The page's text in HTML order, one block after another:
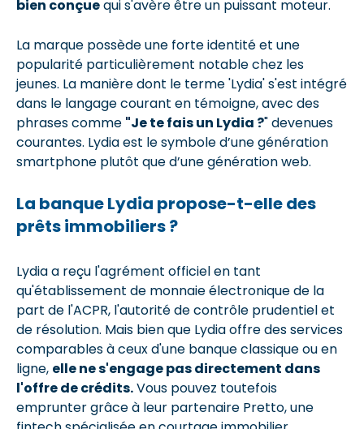
bien conçuequi s'avère être un puissant moteur.
La marque possède une forte identité et une
popularité particulièrement notable chez les
jeunes. La manière dont le terme 'Lydia' s'est intégré
dans le langage courant en témoigne, avec des
phrases comme "Je te fais un Lydia ?" devenues
courantes. Lydia est le symbole d’une génération
smartphone plutôt que d’une génération web.
La banque Lydia propose-t-elle des
prêts immobiliers ?
Lydia a reçu l'agrément officiel en tant
qu'établissement de monnaie électronique de la
part de l'ACPR, l'autorité de contrôle prudentiel et
de résolution. Mais bien que Lydia offre des services
comparables à ceux d'une banque classique ou en
ligne, elle ne s'engage pas directement dans
l'offre de crédits.Vous pouvez toutefois
emprunter grâce à leur partenaire Pretto, une